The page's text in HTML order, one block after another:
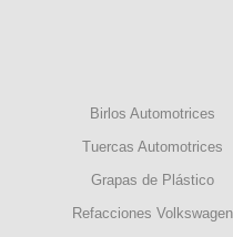
Birlos Automotrices
Tuercas Automotrices
Grapas de Plástico
Refacciones Volkswagen